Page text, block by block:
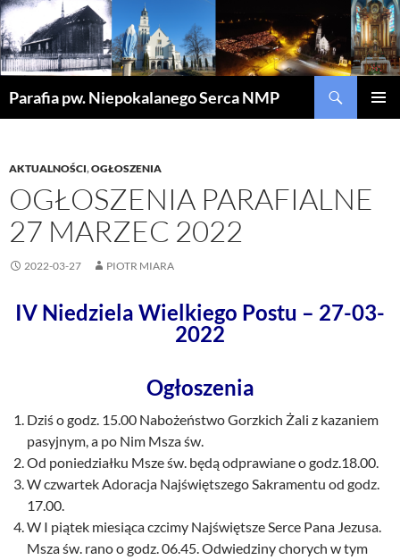
Parafia pw. Niepokalanego Serca NMP
AKTUALNOŚCI,OGŁOSZENIA
OGŁOSZENIA PARAFIALNE
27 MARZEC 2022
2022-03-27 PIOTR MIARA
IV Niedziela Wielkiego Postu – 27-03-
2022
Ogłoszenia
Dziś o godz. 15.00 Nabożeństwo Gorzkich Żali z kazaniem
pasyjnym, a po Nim Msza św.
Od poniedziałku Msze św. będą odprawiane o godz.18.00.
W czwartek Adoracja Najświętszego Sakramentu od godz.
17.00.
W I piątek miesiąca czcimy Najświętsze Serce Pana Jezusa.
Msza św. rano o godz. 06.45. Odwiedziny chorych w tym